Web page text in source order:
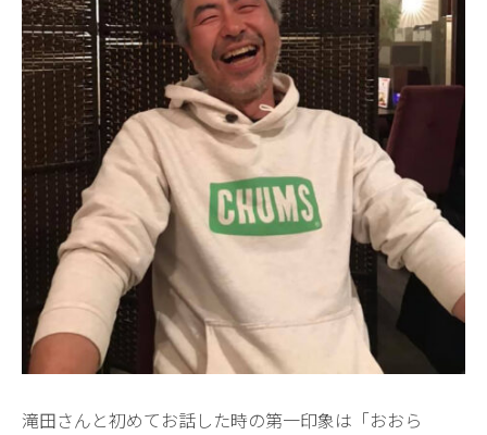
滝田さんと初めてお話した時の第一印象は「おおら